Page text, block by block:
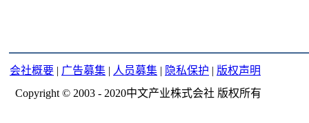
会社概要 | 广告募集 | 人员募集 | 隐私保护 | 版权声明
Copyright © 2003 - 2020中文产业株式会社 版权所有